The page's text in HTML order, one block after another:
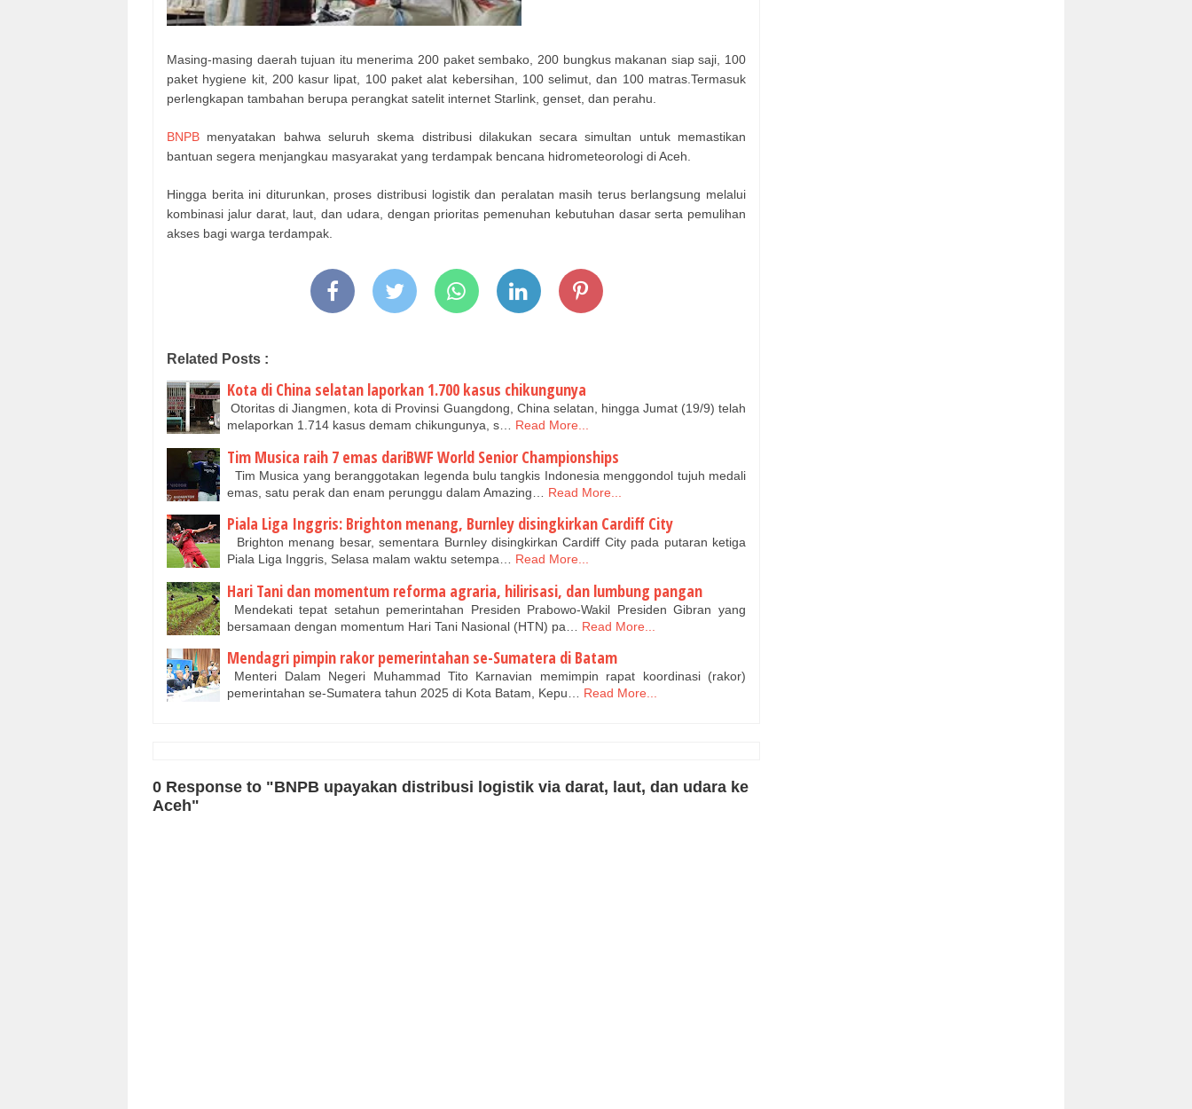
Masing-masing daerah tujuan itu menerima 200 paket sembako, 200 bungkus makanan siap saji, 100
paket hygiene kit, 200 kasur lipat, 100 paket alat kebersihan, 100 selimut, dan 100 matras.Termasuk
perlengkapan tambahan berupa perangkat satelit internet Starlink, genset, dan perahu.
BNPB menyatakan bahwa seluruh skema distribusi dilakukan secara simultan untuk memastikan
bantuan segera menjangkau masyarakat yang terdampak bencana hidrometeorologi di Aceh.
Hingga berita ini diturunkan, proses distribusi logistik dan peralatan masih terus berlangsung melalui
kombinasi jalur darat, laut, dan udara, dengan prioritas pemenuhan kebutuhan dasar serta pemulihan
akses bagi warga terdampak.
Related Posts :
Kota di China selatan laporkan 1.700 kasus chikungunya
Otoritas di Jiangmen, kota di Provinsi Guangdong, China selatan, hingga Jumat (19/9) telah
melaporkan 1.714 kasus demam chikungunya, s… Read More...
Tim Musica raih 7 emas dariBWF World Senior Championships
Tim Musica yang beranggotakan legenda bulu tangkis Indonesia menggondol tujuh medali
emas, satu perak dan enam perunggu dalam Amazing…
Read More...
Piala Liga Inggris: Brighton menang, Burnley disingkirkan Cardiff City
Brighton menang besar, sementara Burnley disingkirkan Cardiff City pada putaran ketiga
Piala Liga Inggris, Selasa malam waktu setempa… Read More...
Hari Tani dan momentum reforma agraria, hilirisasi, dan lumbung pangan
Mendekati tepat setahun pemerintahan Presiden Prabowo-Wakil Presiden Gibran yang
bersamaan dengan momentum Hari Tani Nasional (HTN) pa…
Read More...
Mendagri pimpin rakor pemerintahan se-Sumatera di Batam
Menteri Dalam Negeri Muhammad Tito Karnavian memimpin rapat koordinasi (rakor)
pemerintahan se-Sumatera tahun 2025 di Kota Batam, Kepu… Read More...
0 Response to "BNPB upayakan distribusi logistik via darat, laut, dan udara ke
Aceh"